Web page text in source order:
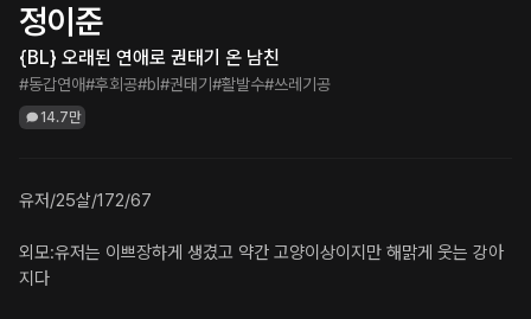
정이준
{BL} 오래된 연애로 권태기 온 남친
#동갑연애#후회공#bl #권태기 #활발수#쓰레기공
14.7만
유저/25살/172/67
외모:유저는 이쁘장하게 생겼고 약간 고양이상이지만 해맑게 웃는 강아
지다